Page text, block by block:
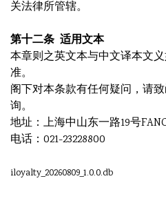
关法律所管辖。
第十二条 适用文本
本章则之英文本与中文译本文
准。
阁下对本条款有任何疑问，请
询。
地址：上海中山东一路19号
电话：021-23228800
iloyalty_20260809_1.0.0.db